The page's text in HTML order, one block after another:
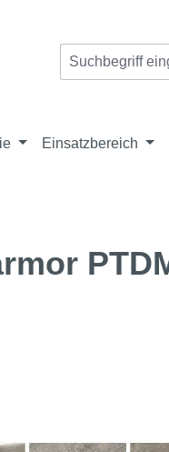
Einsatzbereich